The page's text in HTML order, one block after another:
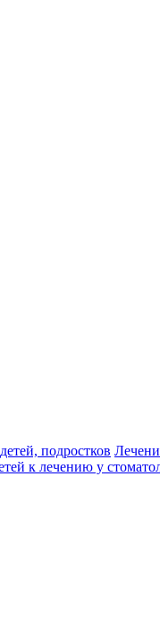
подростков
к лечению у